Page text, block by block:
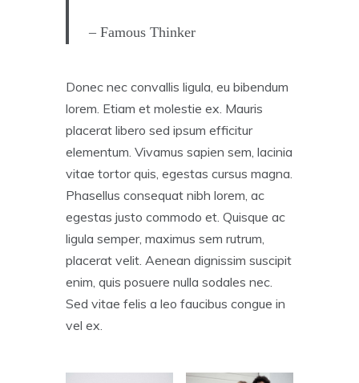
– Famous Thinker
Donec nec convallis ligula, eu bibendum
lorem. Etiam et molestie ex. Mauris
placerat libero sed ipsum efficitur
elementum. Vivamus sapien sem, lacinia
vitae tortor quis, egestas cursus magna.
Phasellus consequat nibh lorem, ac
egestas justo commodo et. Quisque ac
ligula semper, maximus sem rutrum,
placerat velit. Aenean dignissim suscipit
enim, quis posuere nulla sodales nec.
Sed vitae felis a leo faucibus congue in
vel ex.